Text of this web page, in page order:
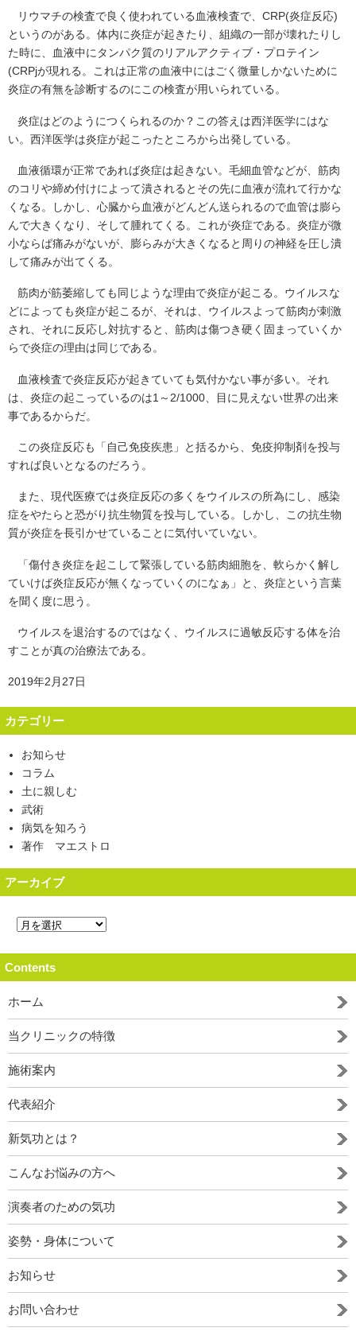
リウマチの検査で良く使われている血液検査で、CRP(炎症反応)
というのがある。体内に炎症が起きたり、組織の一部が壊れたりし
た時に、血液中にタンパク質のリアルアクティブ・プロテイン
(CRPjが現れる。これは正常の血液中にはごく微量しかないために
炎症の有無を診断するのにこの検査が用いられている。
炎症はどのようにつくられるのか？この答えは西洋医学にはな
い。西洋医学は炎症が起こったところから出発している。
血液循環が正常であれば炎症は起きない。毛細血管などが、筋肉
のコリや締め付けによって潰されるとその先に血液が流れて行かな
くなる。しかし、心臓から血液がどんどん送られるので血管は膨ら
んで大きくなり、そして腫れてくる。これが炎症である。炎症が微
小ならば痛みがないが、膨らみが大きくなると周りの神経を圧し潰
して痛みが出てくる。
筋肉が筋萎縮しても同じような理由で炎症が起こる。ウイルスな
どによっても炎症が起こるが、それは、ウイルスよって筋肉が刺激
され、それに反応し対抗すると、筋肉は傷つき硬く固まっていくか
らで炎症の理由は同じである。
血液検査で炎症反応が起きていても気付かない事が多い。それ
は、炎症の起こっているのは1～2/1000、目に見えない世界の出来
事であるからだ。
この炎症反応も「自己免疫疾患」と括るから、免疫抑制剤を投与
すれば良いとなるのだろう。
また、現代医療では炎症反応の多くをウイルスの所為にし、感染
症をやたらと恐がり抗生物質を投与している。しかし、この抗生物
質が炎症を長引かせていることに気付いていない。
「傷付き炎症を起こして緊張している筋肉細胞を、軟らかく解し
ていけば炎症反応が無くなっていくのになぁ」と、炎症という言葉
を聞く度に思う。
ウイルスを退治するのではなく、ウイルスに過敏反応する体を治
すことが真の治療法である。
2019年2月27日
カテゴリー
お知らせ
コラム
土に親しむ
武術
病気を知ろう
著作 マエストロ
アーカイブ
Contents
ホーム
当クリニックの特徴
施術案内
代表紹介
新気功とは？
こんなお悩みの方へ
演奏者のための気功
姿勢・身体について
お知らせ
お問い合わせ